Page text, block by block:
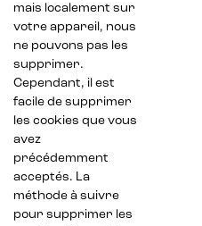
mais localement sur
votre appareil, nous
ne pouvons pas les
supprimer.
Cependant, il est
facile de supprimer
les cookies que vous
avez
précédemment
acceptés. La
méthode à suivre
pour supprimer les